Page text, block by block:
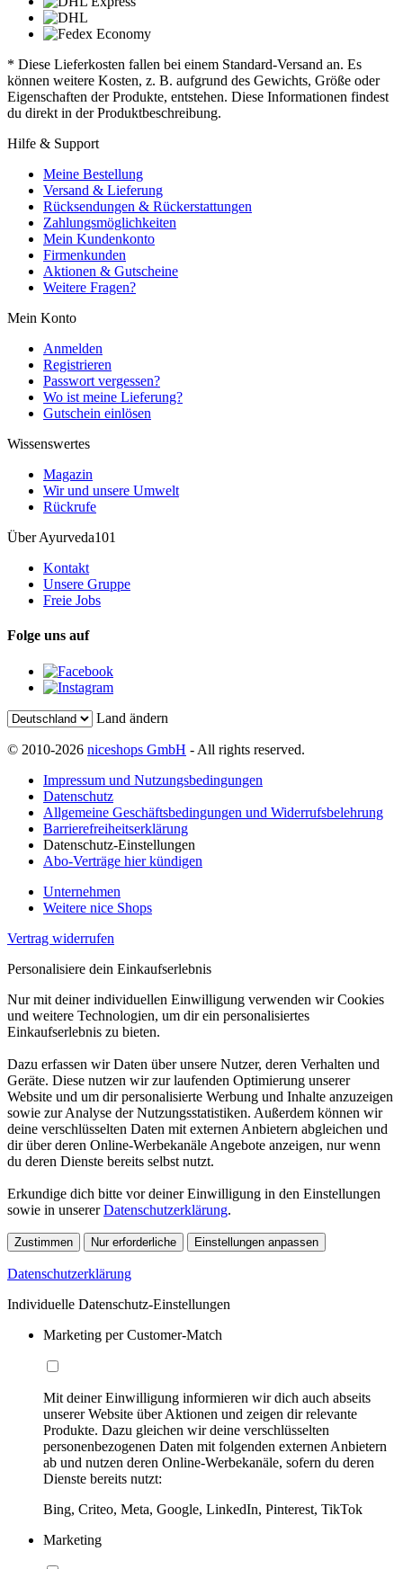
* Diese Lieferkosten fallen bei einem Standard-Versand an. Es
können weitere Kosten, z. B. aufgrund des Gewichts, Größe oder
Eigenschaften der Produkte, entstehen. Diese Informationen findest
du direkt in der Produktbeschreibung.
Hilfe & Support
Meine Bestellung
Versand & Lieferung
Rücksendungen & Rückerstattungen
Zahlungsmöglichkeiten
Mein Kundenkonto
Firmenkunden
Aktionen & Gutscheine
Weitere Fragen?
Mein Konto
Anmelden
Registrieren
Passwort vergessen?
Wo ist meine Lieferung?
Gutschein einlösen
Wissenswertes
Magazin
Wir und unsere Umwelt
Rückrufe
Über Ayurveda101
Kontakt
Unsere Gruppe
Freie Jobs
Folge uns auf
Land ändern
© 2010-2026 niceshops GmbH - All rights reserved.
Impressum und Nutzungsbedingungen
Datenschutz
Allgemeine Geschäftsbedingungen und Widerrufsbelehrung
Barrierefreiheitserklärung
Datenschutz-Einstellungen
Abo-Verträge hier kündigen
Unternehmen
Weitere nice Shops
Vertrag widerrufen
Personalisiere dein Einkaufserlebnis
Nur mit deiner individuellen Einwilligung verwenden wir Cookies
und weitere Technologien, um dir ein personalisiertes
Einkaufserlebnis zu bieten.
Dazu erfassen wir Daten über unsere Nutzer, deren Verhalten und
Geräte. Diese nutzen wir zur laufenden Optimierung unserer
Website und um dir personalisierte Werbung und Inhalte anzuzeigen
sowie zur Analyse der Nutzungsstatistiken. Außerdem können wir
deine verschlüsselten Daten mit externen Anbietern abgleichen und
dir über deren Online-Werbekanäle Angebote anzeigen, nur wenn
du deren Dienste bereits selbst nutzt.
Erkundige dich bitte vor deiner Einwilligung in den Einstellungen
sowie in unsererDatenschutzerklärung.
Zustimmen Nur erforderliche Einstellungen anpassen
Datenschutzerklärung
Individuelle Datenschutz-Einstellungen
Marketing per Customer-Match
Mit deiner Einwilligung informieren wir dich auch abseits
unserer Website über Aktionen und zeigen dir relevante
Produkte. Dazu gleichen wir deine verschlüsselten
personenbezogenen Daten mit folgenden externen Anbietern
ab und nutzen deren Online-Werbekanäle, sofern du deren
Dienste bereits nutzt:
Bing, Criteo, Meta, Google, LinkedIn, Pinterest, TikTok
Marketing